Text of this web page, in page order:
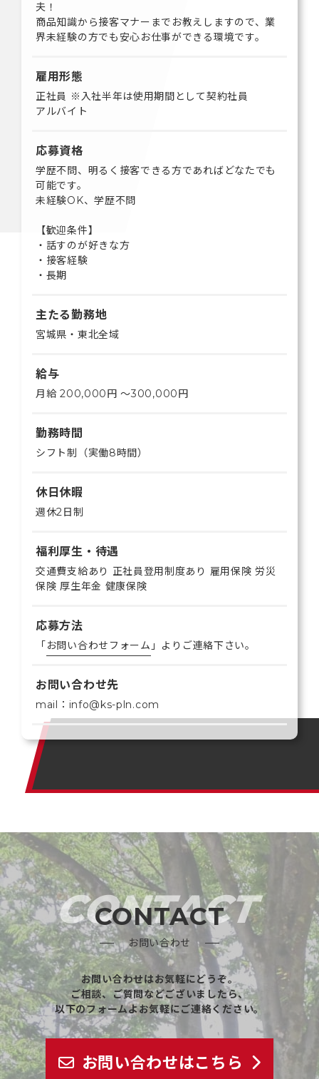
夫！
商品知識から接客マナーまでお教えしますので、業
界未経験の方でも安心お仕事ができる環境です。
雇用形態
正社員 ※入社半年は使用期間として契約社員
アルバイト
応募資格
学歴不問、明るく接客できる方であればどなたでも
可能です。
未経験OK、学歴不問
【歓迎条件】
・話すのが好きな方
・接客経験
・長期
主たる勤務地
宮城県・東北全域
給与
月給 200,000円 〜300,000円
勤務時間
シフト制（実働8時間）
休日休暇
週休2日制
福利厚生・待遇
交通費支給あり 正社員登用制度あり 雇用保険 労災
保険 厚生年金 健康保険
応募方法
「お問い合わせフォーム 」よりご連絡下さい。
お問い合わせ先
mail：info@ks-pln.com
CONTACT
CONTACT
お問い合わせ
お問い合わせはお気軽にどうぞ。
ご相談、ご質問などございましたら、
以下のフォームよお気軽にご連絡ください。
お問い合わせはこちら